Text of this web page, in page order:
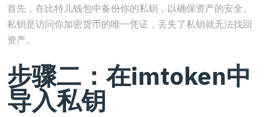
首先，在比特儿钱包中备份你的私钥，以确保资产的安全。
私钥是访问你加密货币的唯一凭证，丢失了私钥就无法找回
资产。
步骤二：在imtoken中
导入私钥